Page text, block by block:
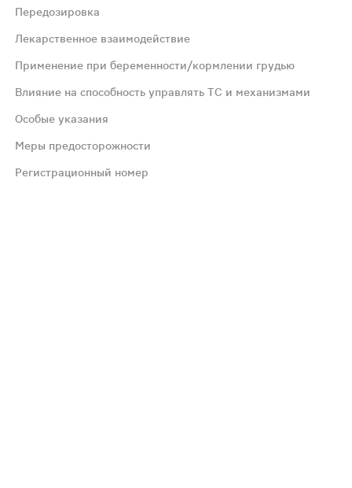
стороны пищеварительной системы: сухость во рту,
Передозировка
Лекарственное взаимодействие
Применение при беременности/кормлении грудью
Влияние на способность управлять ТС и механизмами
Особые указания
Меры предосторожности
Регистрационный номер